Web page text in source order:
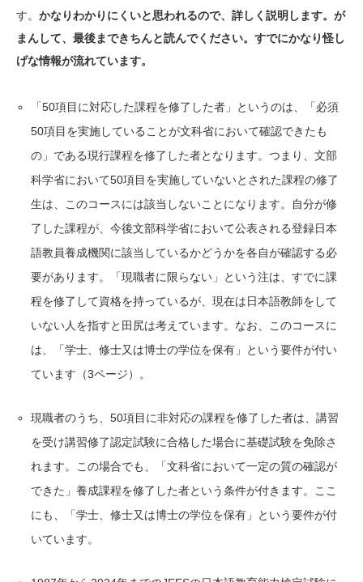
す。 かなりわかりにくいと思われるので、詳しく説明します。が
まんして、最後まできちんと読んでください。すでにかなり怪し
げな情報が流れています。
「50項目に対応した課程を修了した者」というのは、「必須
50項目を実施していることが文科省において確認できたも
の」である現行課程を修了した者となります。つまり、文部
科学省において50項目を実施していないとされた課程の修了
生は、このコースには該当しないことになります。自分が修
了した課程が、今後文部科学省において公表される登録日本
語教員養成機関に該当しているかどうかを各自が確認する必
要があります。「現職者に限らない」という注は、すでに課
程を修了して資格を持っているが、現在は日本語教師をして
いない人を指すと田尻は考えています。なお、このコースに
は、「学士、修士又は博士の学位を保有」という要件が付い
ています（3ページ）。
現職者のうち、50項目に非対応の課程を修了した者は、講習
を受け講習修了認定試験に合格した場合に基礎試験を免除さ
れます。この場合でも、「文科省において一定の質の確認が
できた」養成課程を修了した者という条件が付きます。ここ
にも、「学士、修士又は博士の学位を保有」という要件が付
いています。